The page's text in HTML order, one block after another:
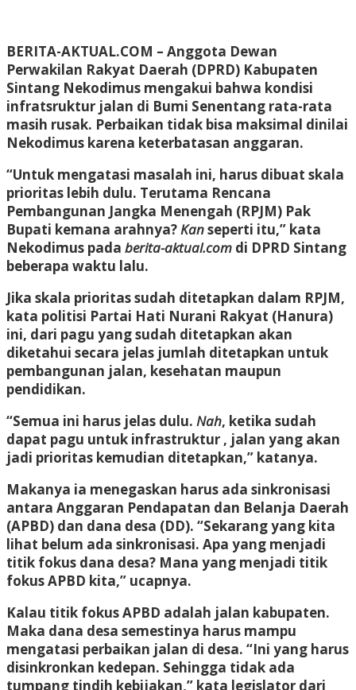
BERITA-AKTUAL.COM – Anggota Dewan
Perwakilan Rakyat Daerah (DPRD) Kabupaten
Sintang Nekodimus mengakui bahwa kondisi
infratsruktur jalan di Bumi Senentang rata-rata
masih rusak. Perbaikan tidak bisa maksimal dinilai
Nekodimus karena keterbatasan anggaran.
“Untuk mengatasi masalah ini, harus dibuat skala
prioritas lebih dulu. Terutama Rencana
Pembangunan Jangka Menengah (RPJM) Pak
Bupati kemana arahnya?Kanseperti itu,” kata
Nekodimus pada berita-aktual.com di DPRD Sintang
beberapa waktu lalu.
Jika skala prioritas sudah ditetapkan dalam RPJM,
kata politisi Partai Hati Nurani Rakyat (Hanura)
ini, dari pagu yang sudah ditetapkan akan
diketahui secara jelas jumlah ditetapkan untuk
pembangunan jalan, kesehatan maupun
pendidikan.
“Semua ini harus jelas dulu. Nah, ketika sudah
dapat pagu untuk infrastruktur , jalan yang akan
jadi prioritas kemudian ditetapkan,” katanya.
Makanya ia menegaskan harus ada sinkronisasi
antara Anggaran Pendapatan dan Belanja Daerah
(APBD) dan dana desa (DD). “Sekarang yang kita
lihat belum ada sinkronisasi. Apa yang menjadi
titik fokus dana desa? Mana yang menjadi titik
fokus APBD kita,” ucapnya.
Kalau titik fokus APBD adalah jalan kabupaten.
Maka dana desa semestinya harus mampu
mengatasi perbaikan jalan di desa. “Ini yang harus
disinkronkan kedepan. Sehingga tidak ada
tumpang tindih kebijakan,” kata legislator dari